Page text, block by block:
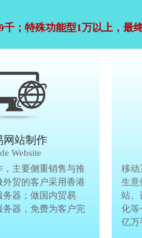
；特殊功能型1万以上，最
网建设
Website
解客户要做网
确传达给客
的要求，通过
客户定制高端
网站制作
Website
，主要侧重销售与推
外贸的客户采用香港
务器；做国内贸易
务器，免费为客户完
贸易型网
广方面开
服务器或
的，采用
善网站备
移动
生意
站、
化等
亿万